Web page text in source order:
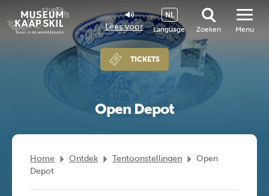
Lees voor Language
NL
Zoeken
TICKETS
Menu
Open Depot
Home Ontdek Tentoonstellingen
Open
Depot